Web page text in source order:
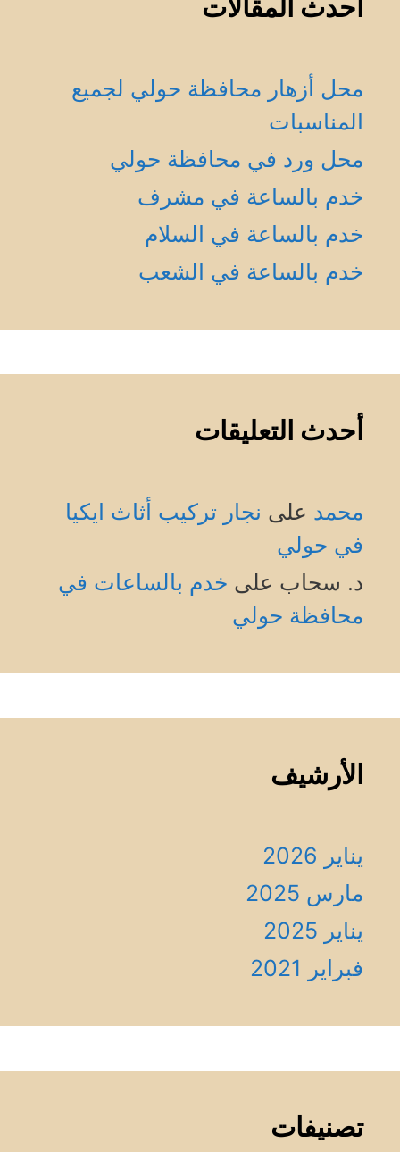
أحدث المقالات
محل أزهار محافظة حولي لجميع
المناسبات
محل ورد في محافظة حولي
خدم بالساعة في مشرف
خدم بالساعة في السلام
خدم بالساعة في الشعب
أحدث التعليقات
محمد على نجار تركيب أثاث ايكيا
في حولي
د. سحاب على خدم بالساعات في
محافظة حولي
الأرشيف
يناير 2026
مارس 2025
يناير 2025
فبراير 2021
تصنيفات